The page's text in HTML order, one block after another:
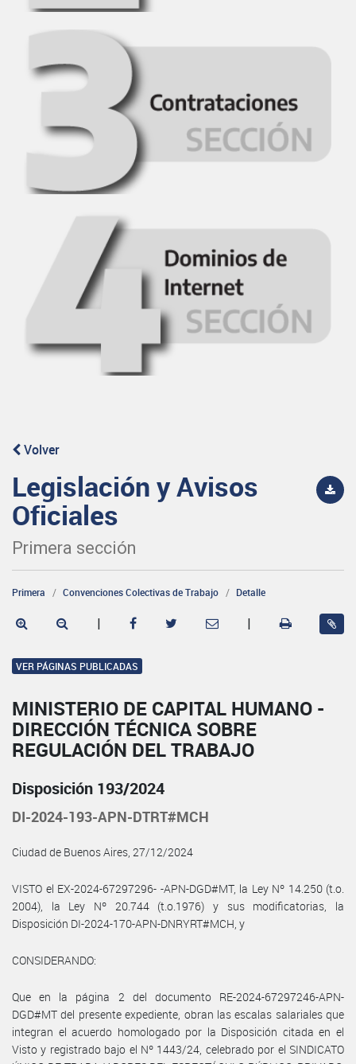
Volver
Legislación y Avisos
Oficiales
Primera sección
Primera Convenciones Colectivas de Trabajo Detalle
| |
VER PÁGINAS PUBLICADAS
MINISTERIO DE CAPITAL HUMANO -
DIRECCIÓN TÉCNICA SOBRE
REGULACIÓN DEL TRABAJO
Disposición 193/2024
DI-2024-193-APN-DTRT#MCH
Ciudad de Buenos Aires, 27/12/2024
VISTO el EX-2024-67297296- -APN-DGD#MT, la Ley Nº 14.250 (t.o.
2004), la Ley Nº 20.744 (t.o.1976) y sus modificatorias, la
Disposición DI-2024-170-APN-DNRYRT#MCH, y
CONSIDERANDO:
Que en la página 2 del documento RE-2024-67297246-APN-
DGD#MT del presente expediente, obran las escalas salariales que
integran el acuerdo homologado por la Disposición citada en el
Visto y registrado bajo el Nº 1443/24, celebrado por el SINDICATO